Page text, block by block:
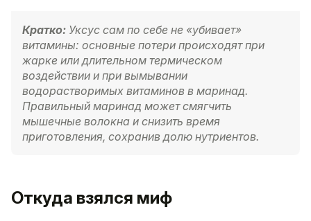
Кратко: Уксус сам по себе не «убивает»
витамины: основные потери происходят при
жарке или длительном термическом
воздействии и при вымывании
водорастворимых витаминов в маринад.
Правильный маринад может смягчить
мышечные волокна и снизить время
приготовления, сохранив долю нутриентов.
Откуда взялся миф